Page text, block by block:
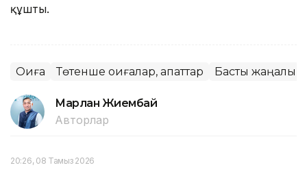
құшты.
Оқиға Төтенше оқиғалар, апаттар Басты жаңалық
Марлан Жиембай
Авторлар
20:26, 08 Тамыз 2026